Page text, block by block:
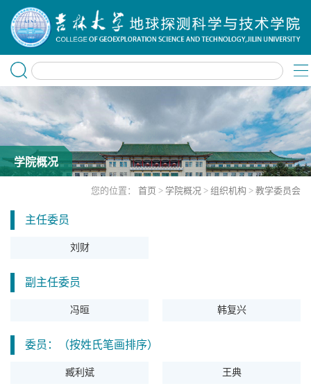
学院概况
您的位置： 首页 > 学院概况 > 组织机构 > 教学委员会
主任委员
刘财
副主任委员
冯晅 韩复兴
委员：（按姓氏笔画排序）
臧利斌 王典